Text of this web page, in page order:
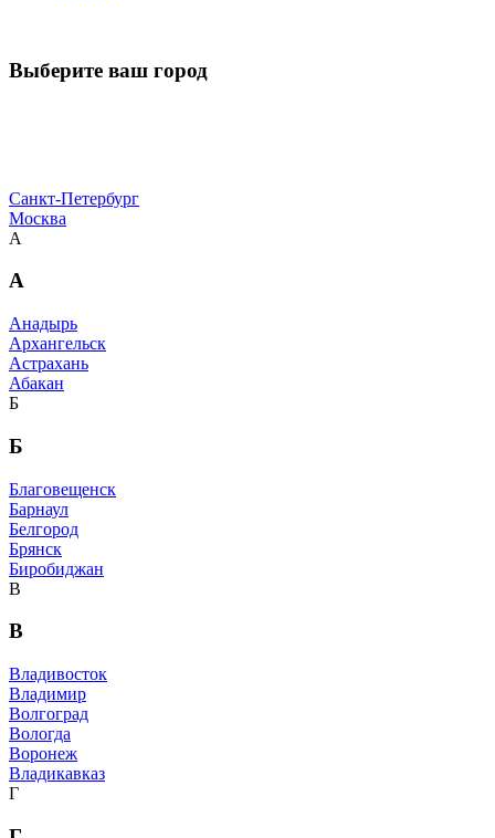
Выберите ваш город
Санкт-Петербург
Москва
А
А
Анадырь
Архангельск
Астрахань
Абакан
Б
Б
Благовещенск
Барнаул
Белгород
Брянск
Биробиджан
В
В
Владивосток
Владимир
Волгоград
Вологда
Воронеж
Владикавказ
Г